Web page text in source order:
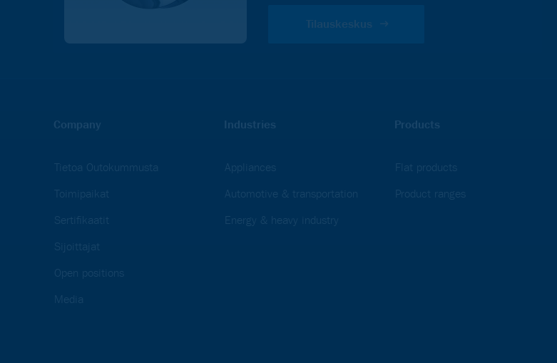
Tilauskeskus
Company
Tietoa Outokummusta
Toimipaikat
Sertifikaatit
Sijoittajat
Open positions
Media
Industries
Appliances
Automotive & transportation
Energy & heavy industry
Products
Flat products
Product ranges